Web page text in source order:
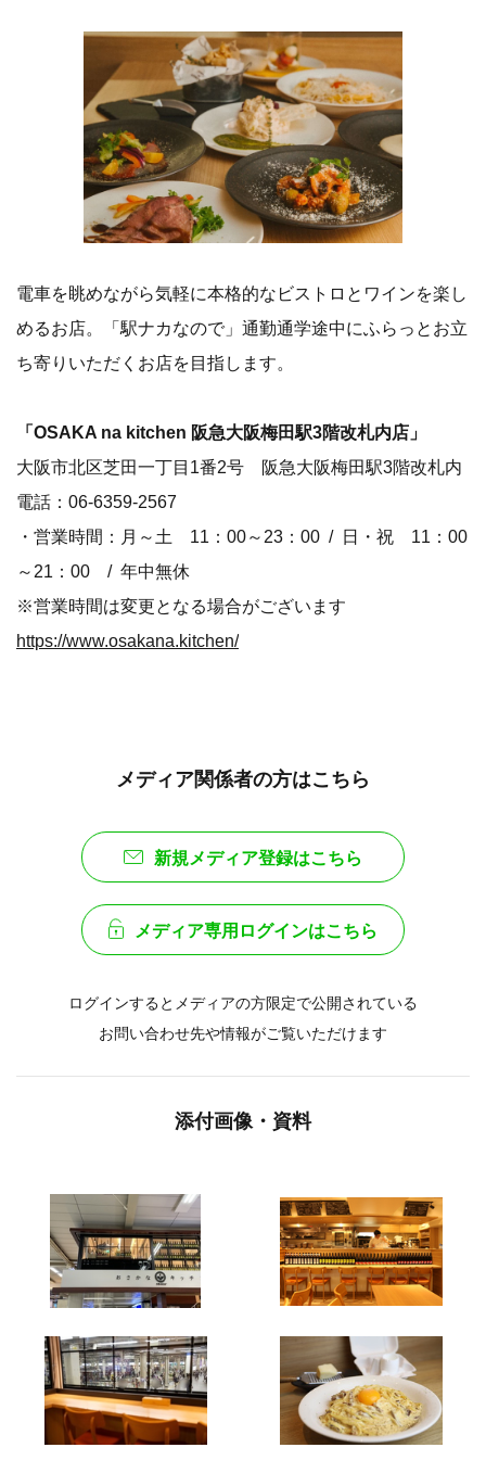
電車を眺めながら気軽に本格的なビストロとワインを楽し
めるお店。「駅ナカなので」通勤通学途中にふらっとお立
ち寄りいただくお店を目指します。
「OSAKA na kitchen 阪急大阪梅田駅3階改札内店」
大阪市北区芝田一丁目1番2号 阪急大阪梅田駅3階改札内
電話：06-6359-2567
・営業時間：月～土 11：00～23：00 / 日・祝 11：00
～21：00 / 年中無休
※営業時間は変更となる場合がございます
https://www.osakana.kitchen/
メディア関係者の方はこちら
新規メディア登録はこちら
メディア専用ログインはこちら
ログインするとメディアの方限定で公開されている
お問い合わせ先や情報がご覧いただけます
添付画像・資料